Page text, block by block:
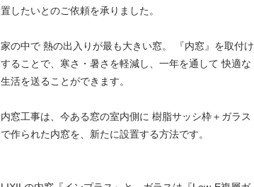
置したいとのご依頼を承りました。
家の中で 熱の出入りが最も大きい窓。 『内窓』を取付け
することで、寒さ・暑さを軽減し、一年を通して 快適な
生活を送ることができます。
内窓工事は、今ある窓の室内側に 樹脂サッシ枠＋ガラス
で作られた内窓を、新たに設置する方法です。